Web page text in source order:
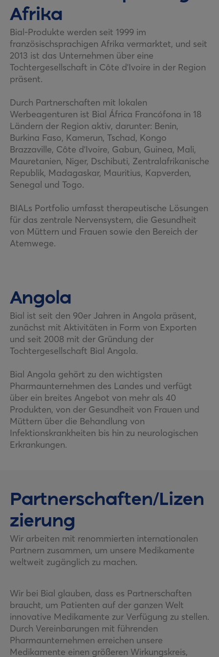
Afrika
Bial-Produkte werden seit 1999 im
französischsprachigen Afrika vermarktet, und seit
2013 ist das Unternehmen über eine
Tochtergesellschaft in Côte d'Ivoire in der Region
präsent.
Durch Partnerschaften mit lokalen
Werbeagenturen ist Bial África Francófona in 18
Ländern der Region aktiv, darunter: Benin,
Burkina Faso, Kamerun, Tschad, Kongo
Brazzaville, Côte d'Ivoire, Gabun, Guinea, Mali,
Mauretanien, Niger, Dschibuti, Zentralafrikanische
Republik, Madagaskar, Mauritius, Kapverden,
Senegal und Togo.
BIALs Portfolio umfasst therapeutische Lösungen
für das zentrale Nervensystem, die Gesundheit
von Müttern und Frauen sowie den Bereich der
Atemwege.
Angola
Bial ist seit den 90er Jahren in Angola präsent,
zunächst mit Aktivitäten in Form von Exporten
und seit 2008 mit der Gründung der
Tochtergesellschaft Bial Angola.
Bial Angola gehört zu den wichtigsten
Pharmaunternehmen des Landes und verfügt
über ein breites Angebot von mehr als 40
Produkten, von der Gesundheit von Frauen und
Müttern über die Behandlung von
Infektionskrankheiten bis hin zu neurologischen
Erkrankungen.
Partnerschaften/Lizen
zierung
Wir arbeiten mit renommierten internationalen
Partnern zusammen, um unsere Medikamente
weltweit zugänglich zu machen.
Wir bei Bial glauben, dass es Partnerschaften
braucht, um Patienten auf der ganzen Welt
innovative Medikamente zur Verfügung zu stellen.
Durch Vereinbarungen mit führenden
Pharmaunternehmen erreichen unsere
Medikamente einen größeren Wirkungskreis,